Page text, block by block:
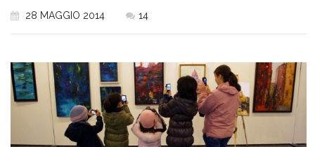
28 MAGGIO 2014 14